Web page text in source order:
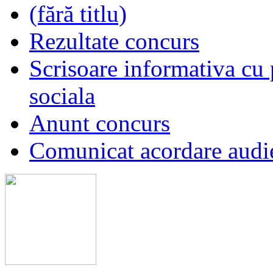
(fără titlu)
Rezultate concurs
Scrisoare informativa
sociala
Anunt concurs
Comunicat acordare